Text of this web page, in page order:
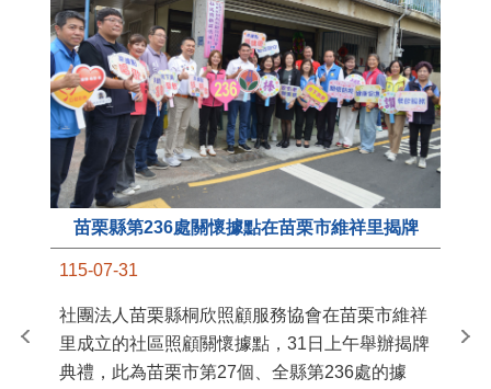
苗栗縣第236處關懷據點在苗栗市維祥里揭牌
115-07-31
社團法人苗栗縣桐欣照顧服務協會在苗栗市維祥
里成立的社區照顧關懷據點，31日上午舉辦揭牌
典禮，此為苗栗市第27個、全縣第236處的據
苗